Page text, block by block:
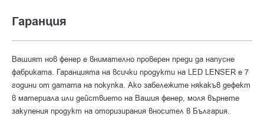
Гаранция
Вашият нов фенер е внимателно проверен преди да напусне
фабриката. Гаранцията на всички продукти на LED LENSER е 7
години от датата на покупка. Ако забележите някакъв дефект
в материала или действието на Вашия фенер, моля върнете
закупения продукт на оторизирания вносител в България.